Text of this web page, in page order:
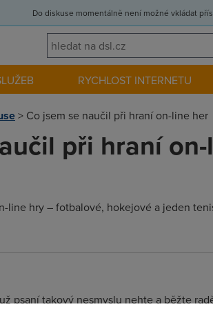
Do diskuse momentálně není možné vkládat
RYCHLOST INTERNETU
> Co jsem se naučil při hraní on-line her
při hraní
line hry – fotbalové, hokejové a jeden
psaní takový nesmyslu nehte a běžte